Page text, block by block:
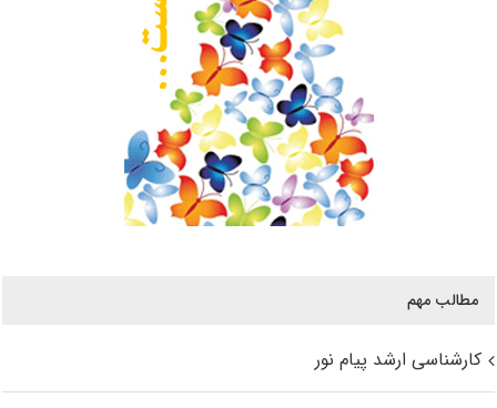
مطالب مهم
کارشناسی ارشد پیام نور